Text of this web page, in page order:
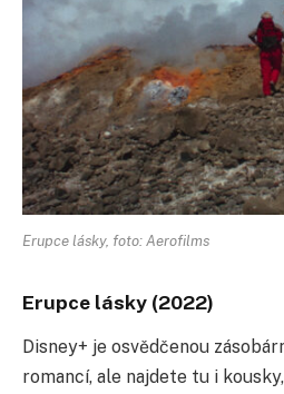
Erupce lásky, foto: Aerofilms
Erupce lásky (2022)
Disney+ je osvědčenou
romancí, ale najdete tu i